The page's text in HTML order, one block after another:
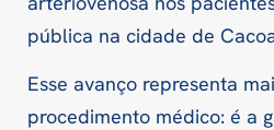
pública na cidade de
Esse avanço representa
procedimento médico: é a